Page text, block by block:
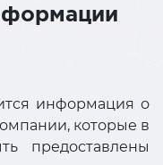
информация о
которые в
предоставлены